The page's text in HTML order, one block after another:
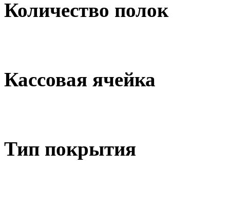
Количество полок
Кассовая ячейка
Тип покрытия